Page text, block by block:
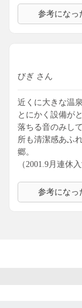
参考になっ
びぎ さん
近くに大きな温
とにかく設備が
落ちる音のみし
所も清潔感あふ
郷。
（2001.9月連休入
参考になっ